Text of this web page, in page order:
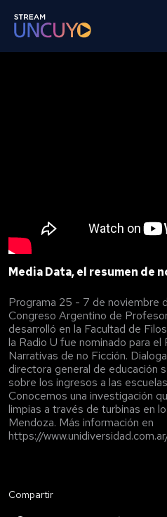
Media Data, el resumen de
Programa 25 - 7 de noviembre
Congreso Argentino de
desarrolló en la Facultad de
la Radio U fue nominado para
Narrativas de no Ficción.
directora general de educación
sobre los ingresos a las
Conocemos una investigación
limpias a través de turbinas en
Mendoza. Más información en
https://
Compartir